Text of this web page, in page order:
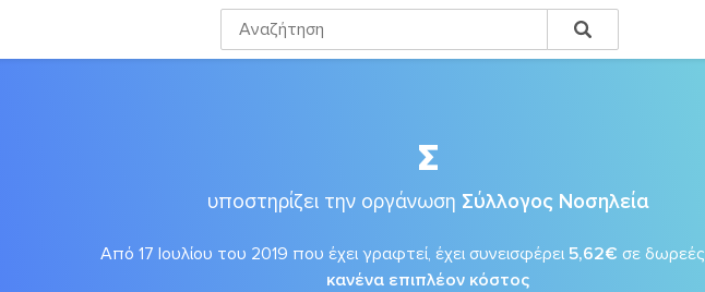
Σ
υποστηρίζει την οργάνωση Σύλλογος Νοσηλεία
Από 17 Ιουλίου του 2019 που έχει γραφτεί, έχει συνεισφέρει 5,62€ σε δωρεές
κανένα επιπλέον κόστος